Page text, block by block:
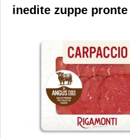
inedite zuppe pronte